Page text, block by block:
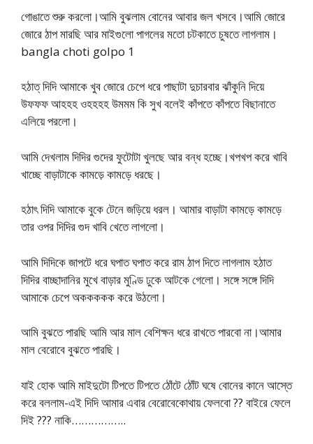
গোঙাতে শুরু করলো।আমি বুঝলাম বোনের আবার জল খসবে।আমি জোরে
জোরে ঠাপ মারছি আর মাইগুলো পাগলের মতো চটকাতে চুষতে লাগলাম।
bangla choti golpo 1
হঠাত্ দিদি আমাকে খুব জোরে চেপে ধরে পাছাটা দুচারবার ঝাঁকুনি দিয়ে
উফফফ আহহহ ওহহহহ উমমম কি সুখ বলেই কাঁপতে কাঁপতে বিছানাতে
এলিয়ে পরলো।
আমি দেখলাম দিদির গুদের ফুটোটা খুলছে আর বন্ধ হচ্ছে।খপখপ করে খাবি
খাচ্ছে বাড়াটাকে কামড়ে কামড়ে ধরছে।
হঠাৎ দিদি আমাকে বুকে টেনে জড়িয়ে ধরল। আমার বাড়াটা কামড়ে কামড়ে
তার ওপর দিদির গুদ খাবি খেতে লাগলো।
আমি দিদিকে জাপটে ধরে ঘপাত ঘপাত করে রাম ঠাপ দিতে লাগলাম হঠাত
দিদির বাচ্ছাদানির মুখে বাড়ার মুণ্ডি ঢুকে আটকে গেলো। সঙ্গে সঙ্গে দিদি
আমাকে চেপে অককককক করে উঠলো।
আমি বুঝতে পারছি আমি আর মাল বেশিক্ষন ধরে রাখতে পারবো না।আমার
মাল বেরোবে বুঝতে পারছি।
যাই হোক আমি মাইদুটো টিপতে টিপতে ঠোঁটে ঠোঁট ঘষে বোনের কানে আস্তে
করে বললাম-এই দিদি আমার এবার বেরোবেকোথায় ফেলবো ?? বাইরে ফেলে
দিই ??? নাকি……………..